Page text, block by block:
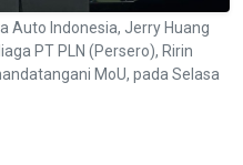
Auto Indonesia, Jerry Huang
PT PLN (Persero), Ririn
MoU, pada Selasa